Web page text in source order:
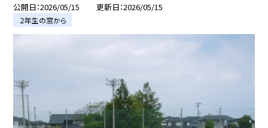
公開日 2026/05/15 更新日 2026/05/15
２年生の窓から